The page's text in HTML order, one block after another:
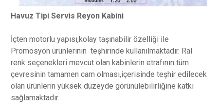
Havuz Tipi Servis Reyon Kabini
İçten motorlu yapısı,kolay taşınabilir özelliği ile
Promosyon ürünlerinin teşhirinde kullanılmaktadır. Ral
renk seçenekleri mevcut olan kabinlerin etrafının tüm
çevresinin tamamen cam olması,içerisinde teşhir edilecek
olan ürünlerin yüksek düzeyde görünülebilirliğine katkı
sağlamaktadır.